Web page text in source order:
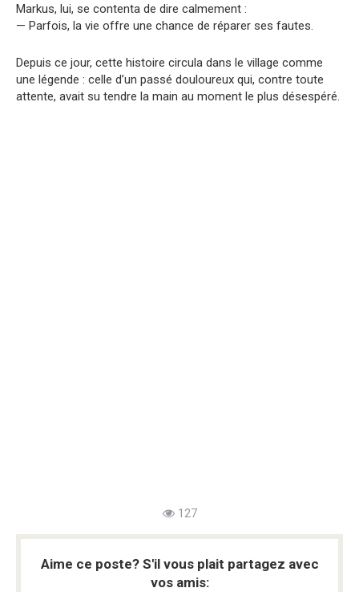
Markus, lui, se contenta de dire calmement :
— Parfois, la vie offre une chance de réparer ses fautes.
Depuis ce jour, cette histoire circula dans le village comme
une légende : celle d’un passé douloureux qui, contre toute
attente, avait su tendre la main au moment le plus désespéré.
127
Aime ce poste? S'il vous plait partagez avec
vos amis: